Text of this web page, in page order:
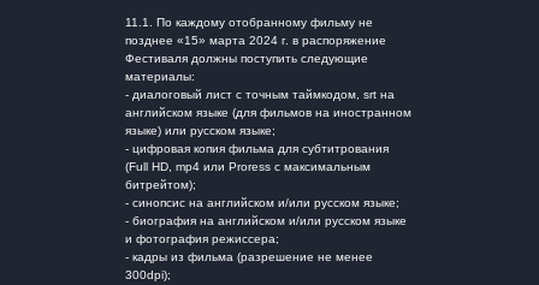
11.1. По каждому отобранному фильму не
позднее «15» марта 2024 г. в распоряжение
Фестиваля должны поступить следующие
материалы:
- диалоговый лист с точным таймкодом, srt на
английском языке (для фильмов на иностранном
языке) или русском языке;
- цифровая копия фильма для субтитрования
(Full HD, mp4 или Proress с максимальным
битрейтом);
- синопсис на английском и/или русском языке;
- биография на английском и/или русском языке
и фотография режиссера;
- кадры из фильма (разрешение не менее
300dpi);